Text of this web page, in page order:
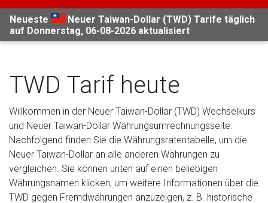
Neueste
Neuer Taiwan-Dollar (TWD) Tarife täglich
auf Donnerstag, 06-08-2026 aktualisiert
TWD Tarif heute
Willkommen in der Neuer Taiwan-Dollar (TWD) Wechselkurs
und Neuer Taiwan-Dollar Währungsumrechnungsseite.
Nachfolgend finden Sie die Währungsratentabelle, um die
Neuer Taiwan-Dollar an alle anderen Währungen zu
vergleichen. Sie können unten auf einen beliebigen
Währungsnamen klicken, um weitere Informationen über die
TWD gegen Fremdwährungen anzuzeigen, z. B. historische